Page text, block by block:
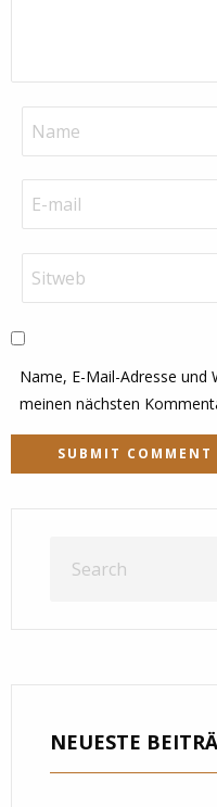
Name, E-Mail-Adresse
meinen nächsten
NEUESTE